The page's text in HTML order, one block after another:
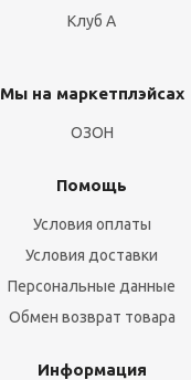
Клуб А
Мы на маркетплэйсах
ОЗОН
Помощь
Условия оплаты
Условия доставки
Персональные данные
Обмен возврат товара
Информация